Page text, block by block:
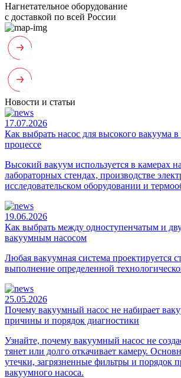
Нагнетательное оборудование
с доставкой по всей России
Новости и статьи
17.07.2026
Как выбрать насос для высокого вакуума
процессе
Высокий вакуум используется в камерах
лабораторных стендах, производстве
исследовательском оборудовании и
19.06.2026
Как выбрать между одноступенчатым и
вакуумным насосом
Любая вакуумная система проектируется
выполнение определенной
25.05.2026
Почему вакуумный насос не набирает
причины и порядок диагностики
Узнайте, почему вакуумный насос не
тянет или долго откачивает камеру.
утечки, загрязненные фильтры и порядок
вакуумного насоса.